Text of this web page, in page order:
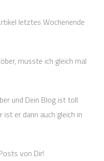
letztes Wochenende
musste ich gleich mal
und Dein Blog ist toll
er dann auch gleich in
von Dir!